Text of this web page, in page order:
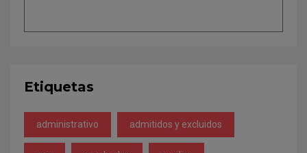
Etiquetas
administrativo admitidos y excluidos